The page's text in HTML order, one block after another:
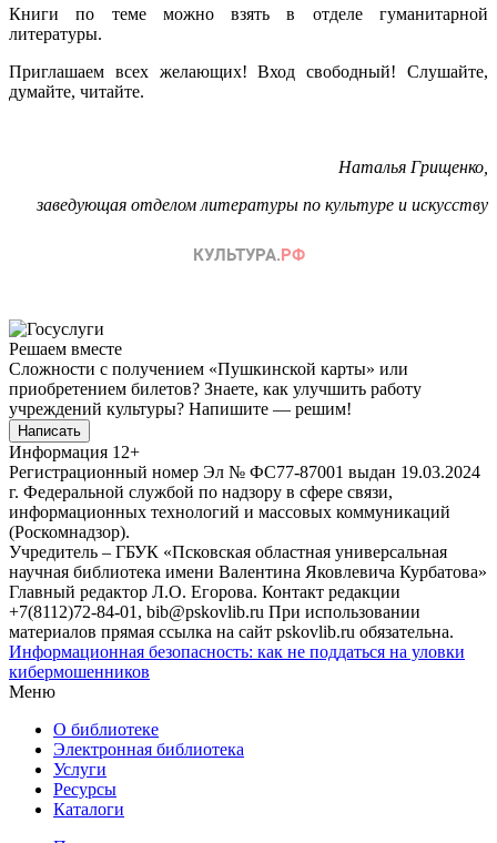
Книги по теме можно взять в отделе гуманитарной
литературы.
Приглашаем всех желающих! Вход свободный! Слушайте,
думайте, читайте.
Наталья Грищенко,
заведующая отделом литературы по культуре и искусству
Решаем вместе
Сложности с получением «Пушкинской карты» или
приобретением билетов? Знаете, как улучшить работу
учреждений культуры? Напишите — решим!
Написать
Информация 12+
Регистрационный номер Эл № ФС77-87001 выдан 19.03.2024
г. Федеральной службой по надзору в сфере связи,
информационных технологий и массовых коммуникаций
(Роскомнадзор).
Учредитель – ГБУК «Псковская областная универсальная
научная библиотека имени Валентина Яковлевича Курбатова»
Главный редактор Л.О. Егорова. Контакт редакции
+7(8112)72-84-01, bib@pskovlib.ru При использовании
материалов прямая ссылка на сайт pskovlib.ru обязательна.
Информационная безопасность: как не поддаться на уловки
кибермошенников
Меню
О библиотеке
Электронная библиотека
Услуги
Ресурсы
Каталоги